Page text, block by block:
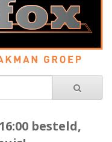
besteld,